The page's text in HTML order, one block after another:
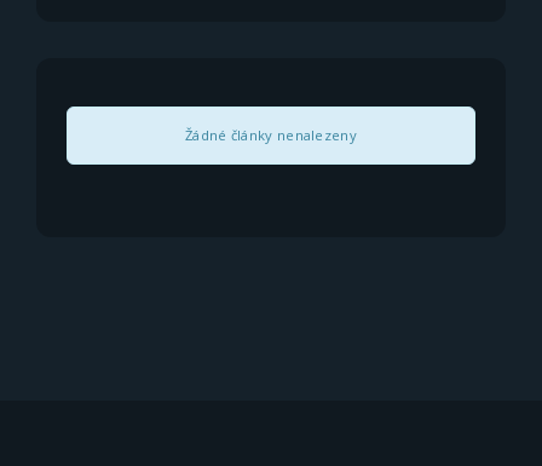
Žádné články nenalezeny